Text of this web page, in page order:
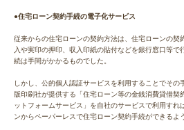
●住宅ローン契約手続の電子化サービス
従来からの住宅ローンの契約方法は、住宅ローンの契
入や実印の押印、収入印紙の貼付などを銀行窓口等
続は手間がかかるものでした。
しかし、公的個人認証サービスを利用することでその
版印刷社が提供する「住宅ローン等の金銭消費貸借契
ットフォームサービス」を自社のサービスで利用すれ
ンからペーパーレスで住宅ローン契約手続ができるよ